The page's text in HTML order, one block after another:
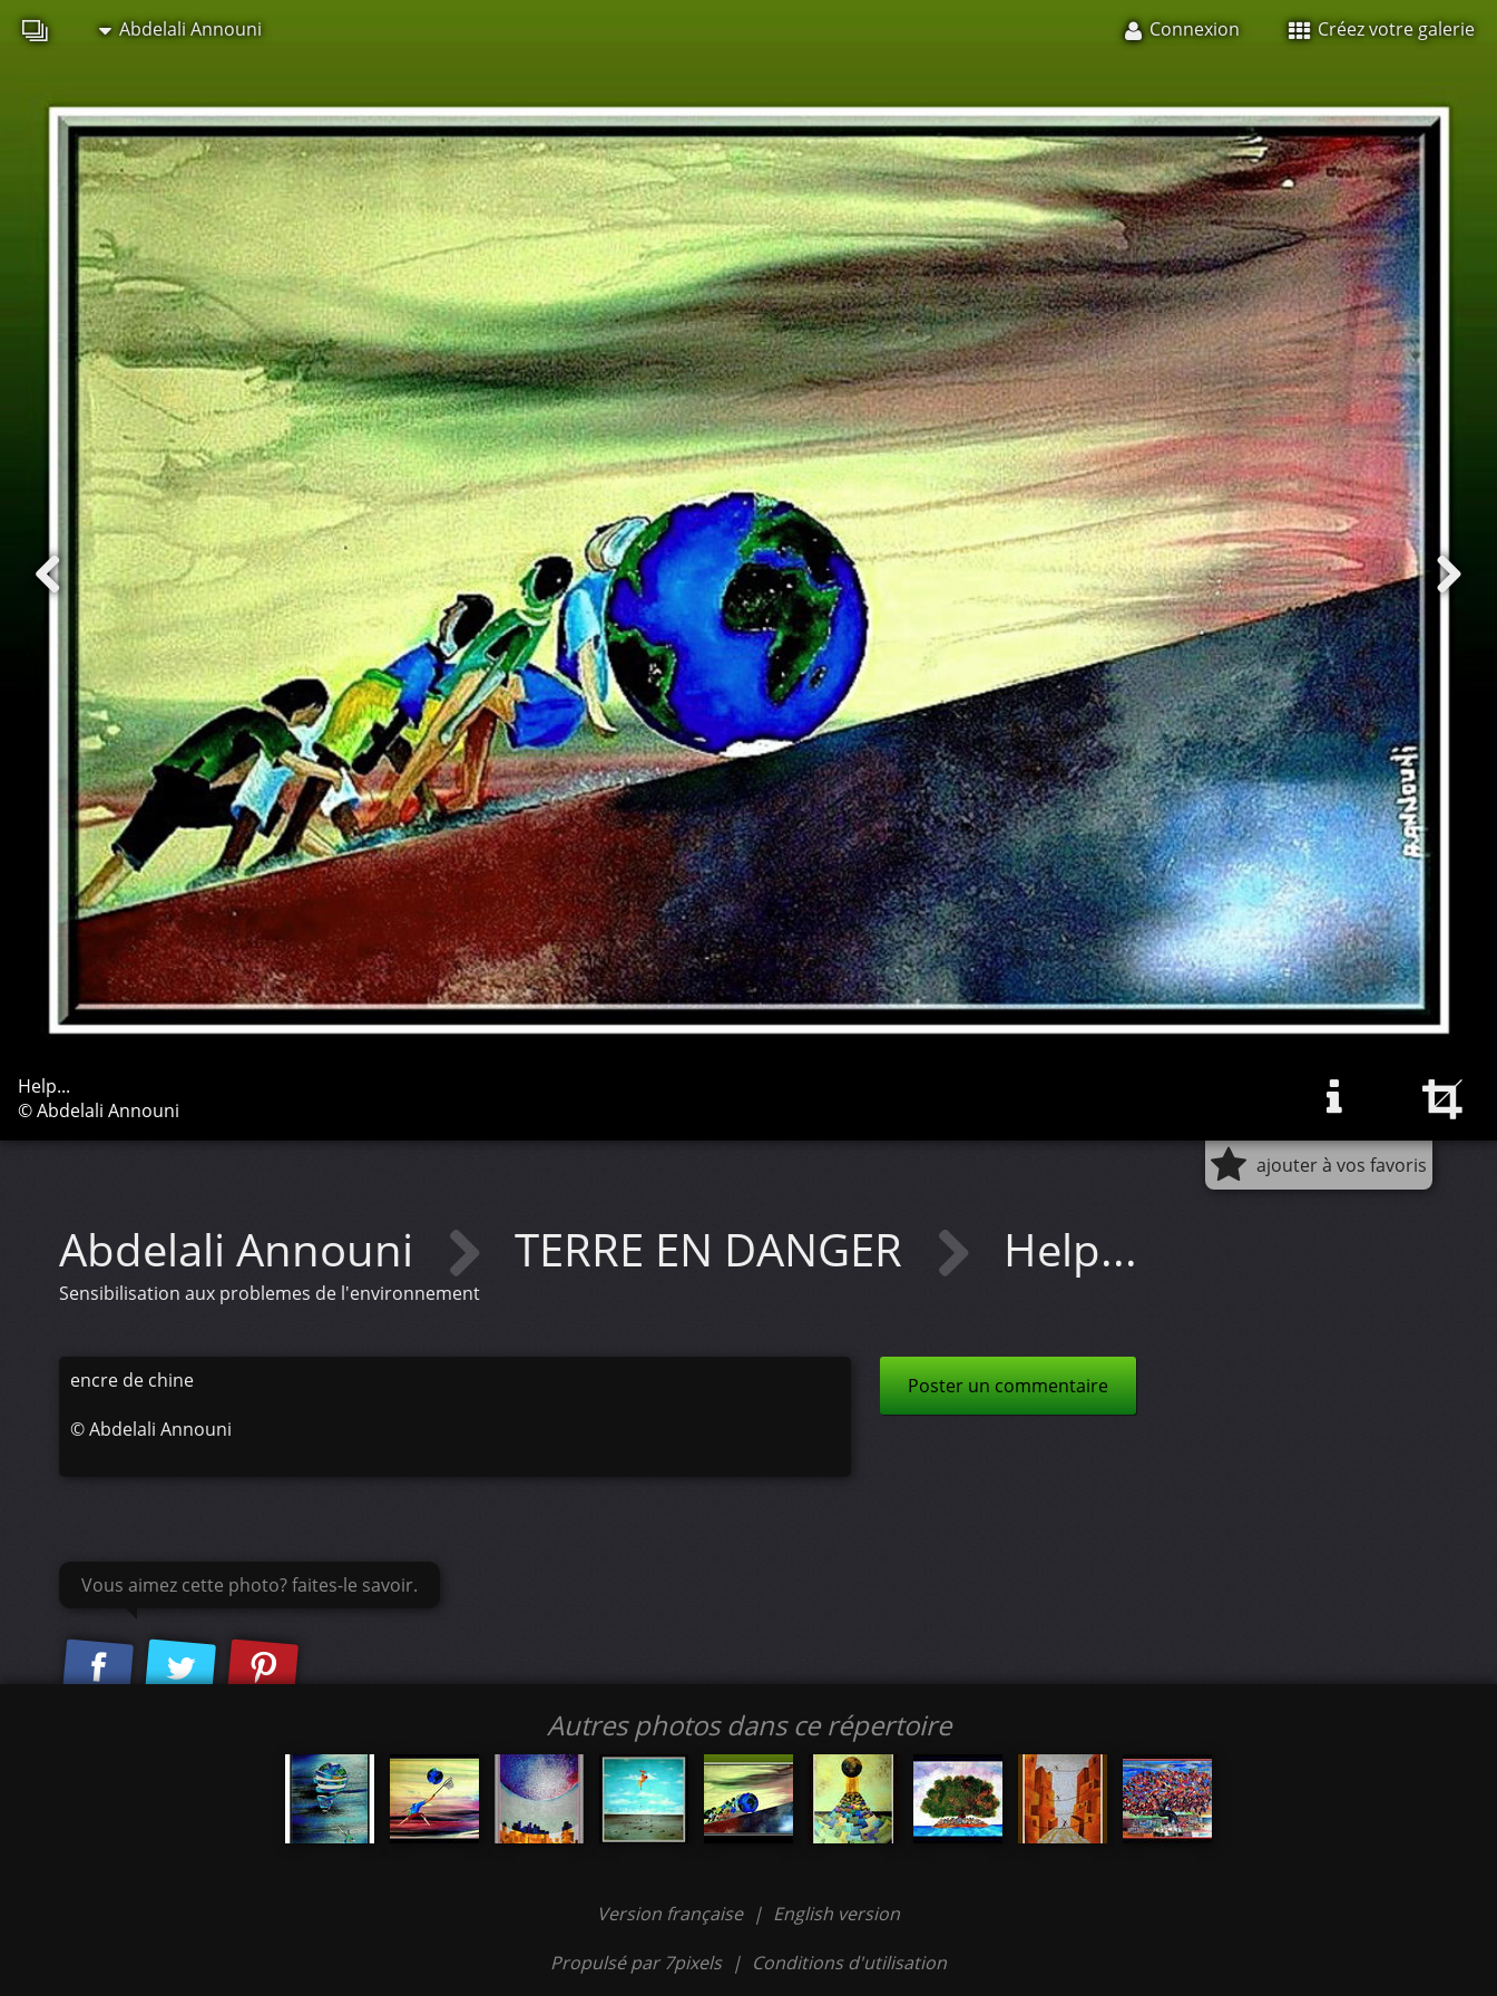
Abdelali Announi Connexion Créez votre galerie
Help...
© Abdelali Announi
ajouter à vos favoris
Abdelali Announi TERRE EN DANGER Help...
Sensibilisation aux problemes de l'environnement
encre de chine
©Abdelali Announi
Poster un commentaire
Vous aimez cette photo? faites-le savoir.
Autres photos dans ce répertoire
Version française | English version
Propulsé par 7pixels | Conditions d'utilisation